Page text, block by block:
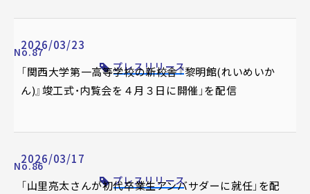
2026/03/23
No.87
プレスリリース
「関西大学第一高等学校の新校舎『黎明館(れいめいか
ん)』竣工式・内覧会を４月３日に開催」を配信
2026/03/17
No.86
プレスリリース
「山里亮太さんが初代卒業生アンバサダーに就任」を配